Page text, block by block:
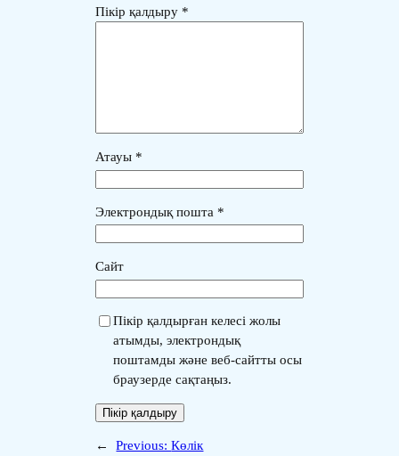
Пікір қалдыру *
Атауы *
Электрондық пошта *
Сайт
Пікір қалдырған келесі жолы
атымды, электрондық
поштамды және веб-сайтты осы
браузерде сақтаңыз.
← Previous:Көлік